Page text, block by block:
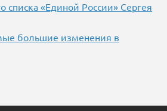
«Единой России» Сергея
большие изменения в